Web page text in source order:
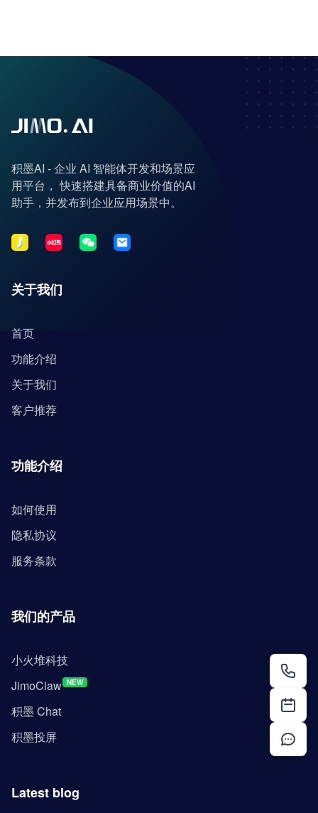
积墨AI - 企业 AI 智能体开发和场景应
用平台， 快速搭建具备商业价值的AI
助手，并发布到企业应用场景中。
关于我们
首页
功能介绍
关于我们
客户推荐
功能介绍
如何使用
隐私协议
服务条款
我们的产品
小火堆科技
JimoClaw NEW
积墨 Chat
积墨投屏
Latest blog